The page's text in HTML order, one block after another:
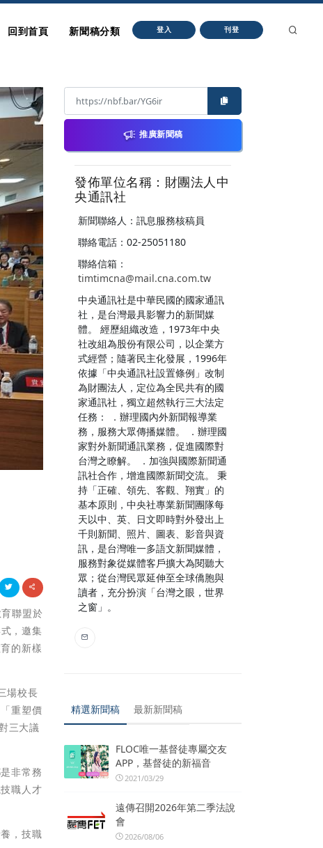
回到首頁 新聞稿分類 登入 刊登
聯盟於
，邀集
的新樣
場校長
重塑價
三大議
非常務
職人才
，技職
推廣新聞稿
發佈單位名稱：財團法人中
央通訊社
新聞聯絡人：訊息服務核稿員
聯絡電話：02-25051180
聯絡信箱：
timtimcna@mail.cna.com.tw
中央通訊社是中華民國的國家通訊
社，是台灣最具影響力的新聞媒
體。 經歷組織改造，1973年中央
社改組為股份有限公司，以企業方
式經營；隨著民主化發展，1996年
依據「中央通訊社設置條例」改制
為財團法人，定位為全民共有的國
家通訊社，獨立超然執行三大法定
任務： ．辦理國內外新聞報導業
務，服務大眾傳播媒體。 ．辦理國
家對外新聞通訊業務，促進國際對
台灣之瞭解。 ．加強與國際新聞通
訊社合作，增進國際新聞交流。 秉
持「正確、領先、客觀、翔實」的
基本原則，中央社專業新聞團隊每
天以中、英、日文即時對外發出上
千則新聞、照片、圖表、影音與資
訊，是台灣唯一多語文新聞媒體，
服務對象從媒體客戶擴大為閱聽大
眾；從台灣民眾延伸至全球僑胞與
讀者，充分扮演「台灣之眼，世界
之窗」。
精選新聞稿 最新新聞稿
FLOC唯一基督徒專屬交友
APP，基督徒的新福音
2021/03/29
遠傳召開2026年第二季法說
會
2026/08/06